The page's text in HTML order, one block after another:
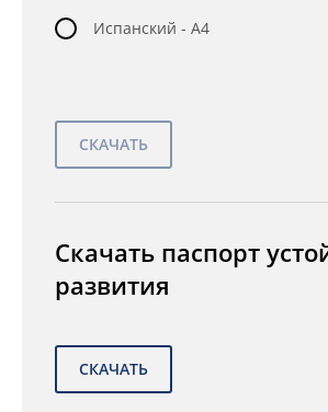
Испанский - A4
Скачать паспорт
развития